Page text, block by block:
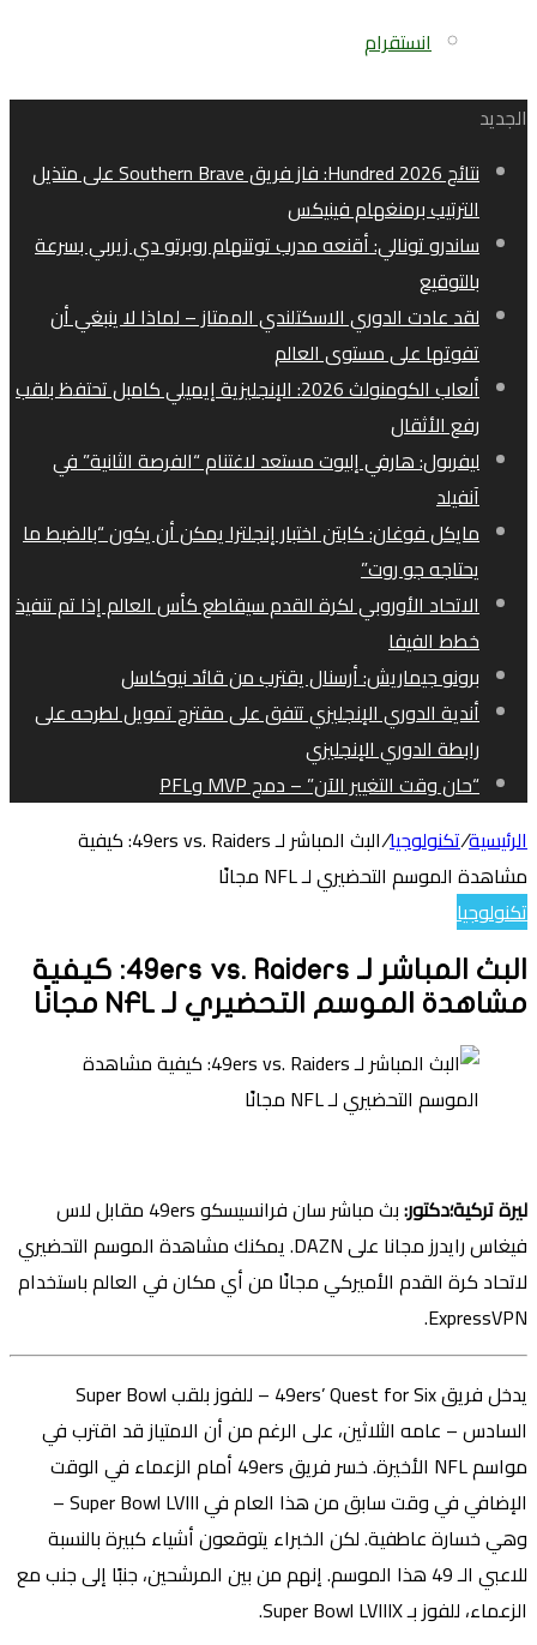
انستقرام
الجديد
نتائج Hundred 2026: فاز فريق Southern Brave على متذيل
الترتيب برمنغهام فينيكس
ساندرو تونالي: أقنعه مدرب توتنهام روبرتو دي زيربي بسرعة
بالتوقيع
لقد عادت الدوري الاسكتلندي الممتاز – لماذا لا ينبغي أن
تفوتها على مستوى العالم
ألعاب الكومنولث 2026: الإنجليزية إيميلي كامبل تحتفظ بلقب
رفع الأثقال
ليفربول: هارفي إليوت مستعد لاغتنام “الفرصة الثانية” في
آنفيلد
مايكل فوغان: كابتن اختبار إنجلترا يمكن أن يكون “بالضبط ما
يحتاجه جو روت”
الاتحاد الأوروبي لكرة القدم سيقاطع كأس العالم إذا تم تنفيذ
خطط الفيفا
برونو جيماريش: أرسنال يقترب من قائد نيوكاسل
أندية الدوري الإنجليزي تتفق على مقترح تمويل لطرحه على
رابطة الدوري الإنجليزي
“حان وقت التغيير الآن” – دمج MVP وPFL
الرئيسية/تكنولوجيا/
البث المباشر لـ 49ers vs. Raiders: كيفية
مشاهدة الموسم التحضيري لـ NFL مجانًا
تكنولوجيا
البث المباشر لـ 49ers vs. Raiders: كيفية
مشاهدة الموسم التحضيري لـ NFL مجانًا
فيسبوك
لينكدإن
بينتيريست
واتساب
ليرة تركية؛دكتور:
بث مباشر سان فرانسيسكو 49ers مقابل لاس
فيغاس رايدرز مجانا على DAZN. يمكنك مشاهدة الموسم التحضيري
لاتحاد كرة القدم الأميركي مجانًا من أي مكان في العالم باستخدام
ExpressVPN.
يدخل فريق 49ers’ Quest for Six – للفوز بلقب Super Bowl
السادس – عامه الثلاثين، على الرغم من أن الامتياز قد اقترب في
مواسم NFL الأخيرة. خسر فريق 49ers أمام الزعماء في الوقت
الإضافي في وقت سابق من هذا العام في Super Bowl LVIII –
وهي خسارة عاطفية. لكن الخبراء يتوقعون أشياء كبيرة بالنسبة
للاعبي الـ 49 هذا الموسم. إنهم من بين المرشحين، جنبًا إلى جنب مع
الزعماء، للفوز بـ Super Bowl LVIIIX.